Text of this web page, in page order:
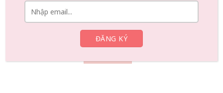
955.000₫
Đặt ngay
Chat tư
650.000₫
Đặt ngay